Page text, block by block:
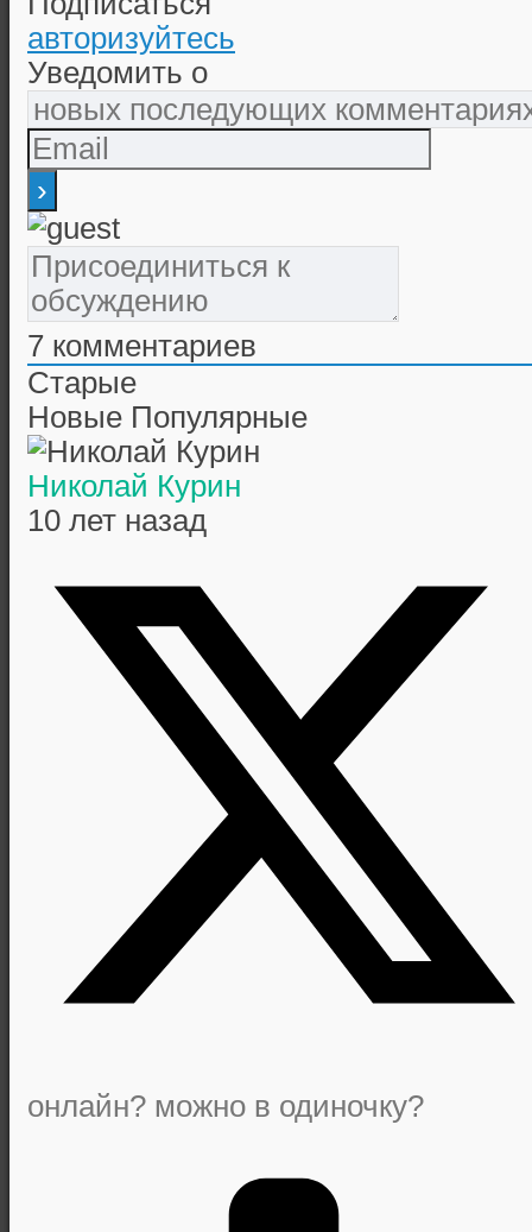
авторизуйтесь
Уведомить о
7 комментариев
Старые
Новые Популярные
Николай Курин
10 лет назад
онлайн? можно в одиночку?